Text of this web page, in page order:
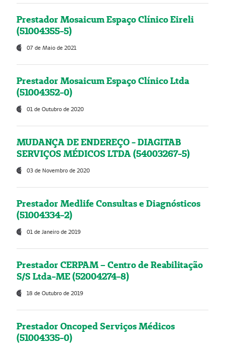
Prestador Mosaicum Espaço Clínico Eireli
(51004355-5)
07 de Maio de 2021
Prestador Mosaicum Espaço Clínico Ltda
(51004352-0)
01 de Outubro de 2020
MUDANÇA DE ENDEREÇO - DIAGITAB
SERVIÇOS MÉDICOS LTDA (54003267-5)
03 de Novembro de 2020
Prestador Medlife Consultas e Diagnósticos
(51004334-2)
01 de Janeiro de 2019
Prestador CERPAM – Centro de Reabilitação
S/S Ltda-ME (52004274-8)
18 de Outubro de 2019
Prestador Oncoped Serviços Médicos
(51004335-0)